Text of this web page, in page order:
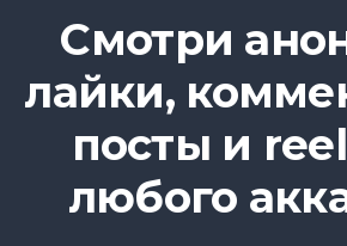
Смотри
лайки,
посты и
любого